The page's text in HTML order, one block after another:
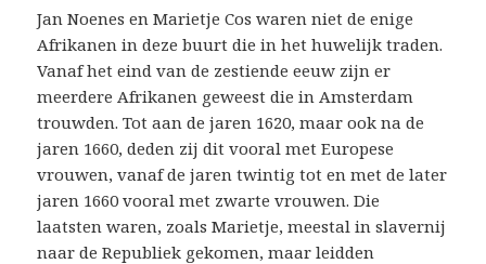
Jan Noenes en Marietje Cos waren niet de enige
Afrikanen in deze buurt die in het huwelijk traden.
Vanaf het eind van de zestiende eeuw zijn er
meerdere Afrikanen geweest die in Amsterdam
trouwden. Tot aan de jaren 1620, maar ook na de
jaren 1660, deden zij dit vooral met Europese
vrouwen, vanaf de jaren twintig tot en met de later
jaren 1660 vooral met zwarte vrouwen. Die
laatsten waren, zoals Marietje, meestal in slavernij
naar de Republiek gekomen, maar leidden